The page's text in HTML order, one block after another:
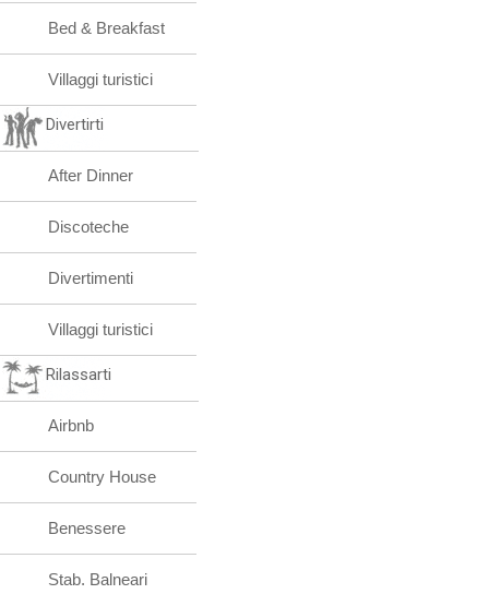
Bed & Breakfast
Villaggi turistici
Divertirti
After Dinner
Discoteche
Divertimenti
Villaggi turistici
Rilassarti
Airbnb
Country House
Benessere
Stab. Balneari